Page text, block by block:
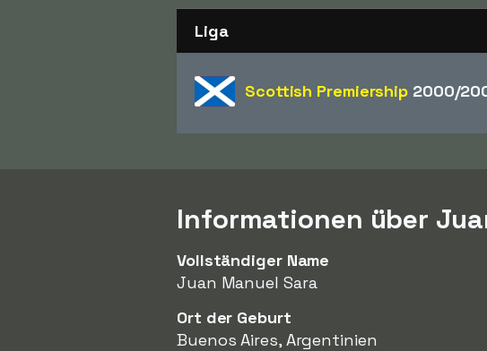
Liga
Scottish Premiership 2000/
Informationen über
Vollständiger Name
Juan Manuel Sara
Ort der Geburt
Buenos Aires, Argentinien